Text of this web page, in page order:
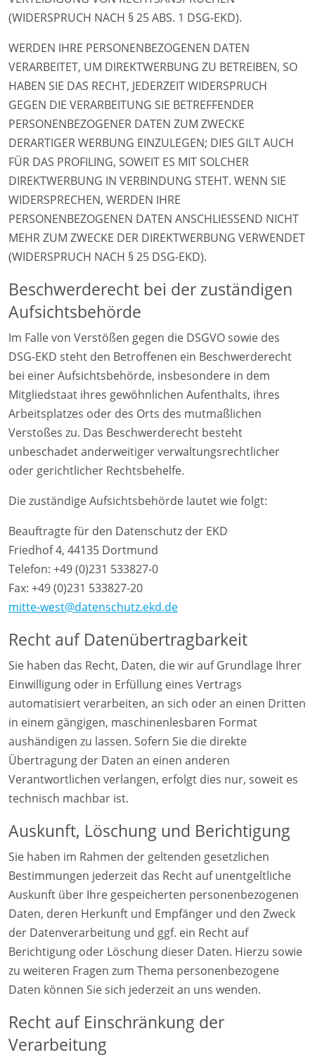
(WIDERSPRUCH NACH § 25 ABS. 1 DSG-EKD).
WERDEN IHRE PERSONENBEZOGENEN DATEN
VERARBEITET, UM DIREKTWERBUNG ZU BETREIBEN, SO
HABEN SIE DAS RECHT, JEDERZEIT WIDERSPRUCH
GEGEN DIE VERARBEITUNG SIE BETREFFENDER
PERSONENBEZOGENER DATEN ZUM ZWECKE
DERARTIGER WERBUNG EINZULEGEN; DIES GILT AUCH
FÜR DAS PROFILING, SOWEIT ES MIT SOLCHER
DIREKTWERBUNG IN VERBINDUNG STEHT. WENN SIE
WIDERSPRECHEN, WERDEN IHRE
PERSONENBEZOGENEN DATEN ANSCHLIESSEND NICHT
MEHR ZUM ZWECKE DER DIREKTWERBUNG VERWENDET
(WIDERSPRUCH NACH § 25 DSG-EKD).
Beschwerde­recht bei der zuständigen
Aufsichts­behörde
Im Falle von Verstößen gegen die DSGVO sowie des
DSG-EKD steht den Betroffenen ein Beschwerderecht
bei einer Aufsichtsbehörde, insbesondere in dem
Mitgliedstaat ihres gewöhnlichen Aufenthalts, ihres
Arbeitsplatzes oder des Orts des mutmaßlichen
Verstoßes zu. Das Beschwerderecht besteht
unbeschadet anderweitiger verwaltungsrechtlicher
oder gerichtlicher Rechtsbehelfe.
Die zuständige Aufsichtsbehörde lautet wie folgt:
Beauftragte für den Datenschutz der EKD
Friedhof 4, 44135 Dortmund
Telefon: +49 (0)231 533827-0
Fax: +49 (0)231 533827-20
mitte-west@datenschutz.ekd.de
Recht auf Daten­übertrag­barkeit
Sie haben das Recht, Daten, die wir auf Grundlage Ihrer
Einwilligung oder in Erfüllung eines Vertrags
automatisiert verarbeiten, an sich oder an einen Dritten
in einem gängigen, maschinenlesbaren Format
aushändigen zu lassen. Sofern Sie die direkte
Übertragung der Daten an einen anderen
Verantwortlichen verlangen, erfolgt dies nur, soweit es
technisch machbar ist.
Auskunft, Löschung und Berichtigung
Sie haben im Rahmen der geltenden gesetzlichen
Bestimmungen jederzeit das Recht auf unentgeltliche
Auskunft über Ihre gespeicherten personenbezogenen
Daten, deren Herkunft und Empfänger und den Zweck
der Datenverarbeitung und ggf. ein Recht auf
Berichtigung oder Löschung dieser Daten. Hierzu sowie
zu weiteren Fragen zum Thema personenbezogene
Daten können Sie sich jederzeit an uns wenden.
Recht auf Einschränkung der
Verarbeitung